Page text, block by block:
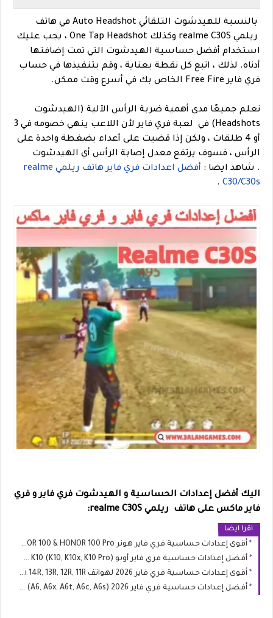
بالنسبة للهيدشوت التلقائي Auto Headshot في هاتف
ريلمي realme C30S وكذلك One Tap Headshot ، يجب عليك
استخدام أفضل حساسية الهيدشوت التي تمت إضافتها
أدناه. لذلك ، اتبع كل نقطة بعناية ، وقم بتنفيذها في حساب
فري فاير Free Fire الخاص بك في أسرع وقت ممكن.
نعلم جميعًا مدى أهمية ضربة الرأس الآلية (الهيدشوت
Headshots) في لعبة فري فاير لأن اللاعب ينهي خصومه في 3
أو 4 طلقات ، ولكن إذا قضيت على أعداء بضغطة واحدة على
الرأس ، فسوف يرتفع معدل إصابة الرأس أي الهيدشوت
. شاهد ايضا :
أفضل اعدادات فري فاير هاتف ريلمي realme
C30/C30s
.
اليك أفضل إعدادات الحساسية و الهيدشوت فري فاير و فري
فاير ماكس على هاتف ريلمي realme C30S:
اقرا ايضا
أقوى إعدادات حساسية فري فاير هونر HONOR 100 & HONOR 100 Pro
أفضل إعدادات حساسية فري فاير أوبو OPPO K10 (K10, K10x, K10 Pro)
أقوى إعدادات حساسية فري فاير 2026 لهواتف Redmi 14R, 13R, 12R, 11R
أفضل إعدادات حساسية فري فاير 2026 Oppo A6 (A6, A6x, A6t, A6c, A6s)